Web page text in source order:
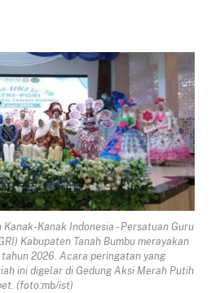
Kanak Indonesia - Persatuan Guru
Kabupaten Tanah Bumbu merayakan
2026. Acara peringatan yang
ini digelar di Gedung Aksi Merah Putih
(foto:mb/ist)